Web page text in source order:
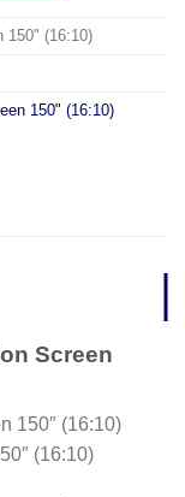
150" (16:10)
150" (16:10)
Screen
150″ (16:10)
(16:10)